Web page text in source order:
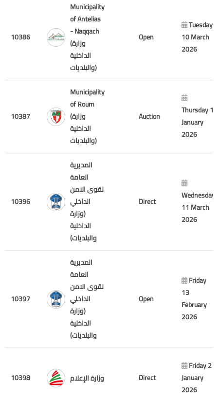
10386
Municipality
of Antelias
- Naqqach
(وزارة
الداخلية
والبلديات)
Open
Tuesday
10 March
2026
10387
Municipality
of Roum
(وزارة
الداخلية
والبلديات)
Auction
Thursday 1
January
2026
10396
المديرية
العامة
لقوى الامن
الداخلي
(وزارة
الداخلية
والبلديات)
Direct
Wednesday
11 March
2026
10397
المديرية
العامة
لقوى الامن
الداخلي
(وزارة
الداخلية
والبلديات)
Open
Friday
13
February
2026
10398 وزارة الإعلام Direct
Friday 2
January
2026